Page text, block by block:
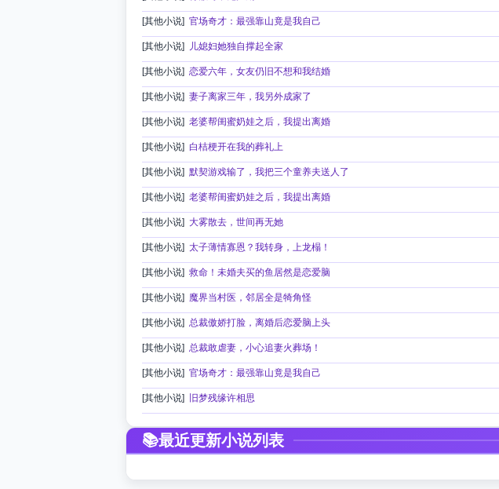
[其他小说] 官场奇才：最强靠山竟是我自己
[其他小说] 儿媳妇她独自撑起全家
[其他小说] 恋爱六年，女友仍旧不想和我结婚
[其他小说] 妻子离家三年，我另外成家了
[其他小说] 老婆帮闺蜜奶娃之后，我提出离婚
[其他小说] 白桔梗开在我的葬礼上
[其他小说] 默契游戏输了，我把三个童养夫送人了
[其他小说] 老婆帮闺蜜奶娃之后，我提出离婚
[其他小说] 大雾散去，世间再无她
[其他小说] 太子薄情寡恩？我转身，上龙榻！
[其他小说] 救命！未婚夫买的鱼居然是恋爱脑
[其他小说] 魔界当村医，邻居全是犄角怪
[其他小说] 总裁傲娇打脸，离婚后恋爱脑上头
[其他小说] 总裁敢虐妻，小心追妻火葬场！
[其他小说] 官场奇才：最强靠山竟是我自己
[其他小说] 旧梦残缘许相思
最近更新小说列表